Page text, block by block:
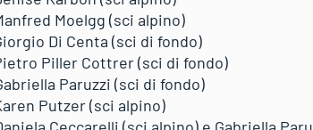
Moelgg (sci alpino)
Di Centa (sci di fondo)
Piller Cottrer (sci di fondo)
Paruzzi (sci di fondo)
Putzer (sci alpino)
Ceccarelli (sci alpino) e Gabriella